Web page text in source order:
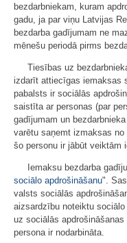
bezdarbniekam, kuram
gadu, ja par viņu Latvijas
bezdarba gadījumam ne
mēnešu periodā pirms
Tiesības uz
izdarīt attiecīgas iemaksas
pabalsts ir sociālās
saistīta ar personas (par
gadījumam un
varētu saņemt izmaksas
šo personu ir jābūt veiktām
Iemaksu bezdarba
sociālo apdrošināšanu".
valsts sociālās
aizsardzību noteiktu
uz sociālās
persona ir nodarbināta.